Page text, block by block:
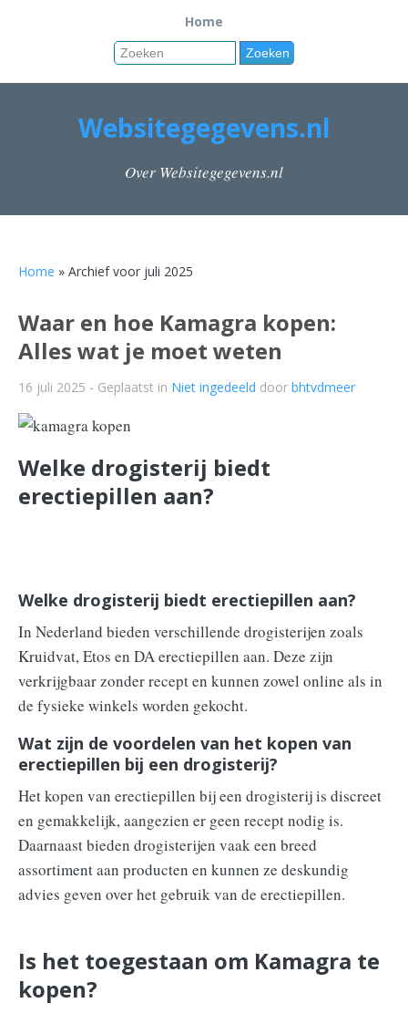
Home
Websitegegevens.nl
Over Websitegegevens.nl
Home » Archief voor juli 2025
Waar en hoe Kamagra kopen:
Alles wat je moet weten
16 juli 2025 - Geplaatst in Niet ingedeeld door bhtvdmeer
Welke drogisterij biedt
erectiepillen aan?
Welke drogisterij biedt erectiepillen aan?
In Nederland bieden verschillende drogisterijen zoals
Kruidvat, Etos en DA erectiepillen aan. Deze zijn
verkrijgbaar zonder recept en kunnen zowel online als in
de fysieke winkels worden gekocht.
Wat zijn de voordelen van het kopen van
erectiepillen bij een drogisterij?
Het kopen van erectiepillen bij een drogisterij is discreet
en gemakkelijk, aangezien er geen recept nodig is.
Daarnaast bieden drogisterijen vaak een breed
assortiment aan producten en kunnen ze deskundig
advies geven over het gebruik van de erectiepillen.
Is het toegestaan om Kamagra te
kopen?